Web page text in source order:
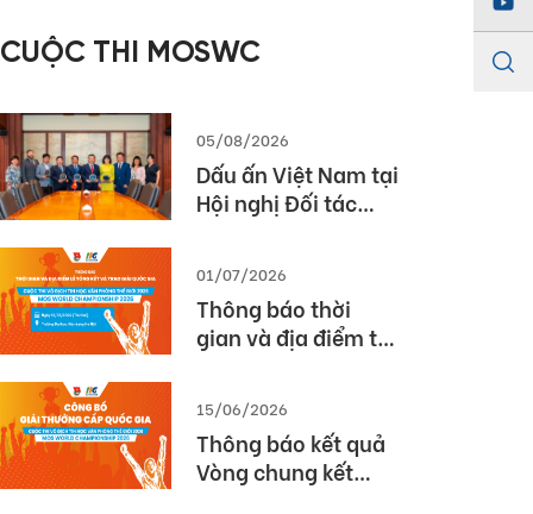
2026
CUỘC THI MOSWC
05/08/2026
Dấu ấn Việt Nam tại
Hội nghị Đối tác
Partner Summit –
GPS) 2026
01/07/2026
Thông báo thời
gian và địa điểm tổ
Cuộc thi MOS World
Championship
2026
15/06/2026
Thông báo kết quả
Vòng chung kết